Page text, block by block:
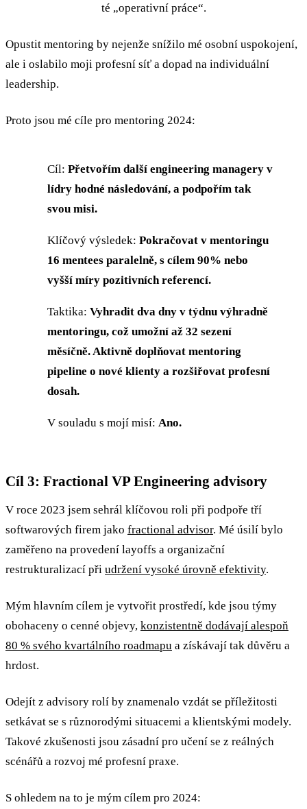
té „operativní práce“.
Opustit mentoring by nejenže snížilo mé osobní uspokojení,
ale i oslabilo moji profesní síť a dopad na individuální
leadership.
Proto jsou mé cíle pro mentoring 2024:
Cíl:Přetvořím další engineering managery v
lídry hodné následování, a podpořím tak
svou misi.
Klíčový výsledek:Pokračovat v mentoringu
16 mentees paralelně, s cílem 90% nebo
vyšší míry pozitivních referencí.
Taktika:Vyhradit dva dny v týdnu výhradně
mentoringu, což umožní až 32 sezení
měsíčně. Aktivně doplňovat mentoring
pipeline o nové klienty a rozšiřovat profesní
dosah.
V souladu s mojí misí:Ano.
Cíl 3: Fractional VP Engineering advisory
V roce 2023 jsem sehrál klíčovou roli při podpoře tří
softwarových firem jako fractional advisor. Mé úsilí bylo
zaměřeno na provedení layoffs a organizační
restrukturalizací při udržení vysoké úrovně efektivity.
Mým hlavním cílem je vytvořit prostředí, kde jsou týmy
obohaceny o cenné objevy, konzistentně dodávají alespoň
80 % svého kvartálního roadmapu a získávají tak důvěru a
hrdost.
Odejít z advisory rolí by znamenalo vzdát se příležitosti
setkávat se s různorodými situacemi a klientskými modely.
Takové zkušenosti jsou zásadní pro učení se z reálných
scénářů a rozvoj mé profesní praxe.
S ohledem na to je mým cílem pro 2024: